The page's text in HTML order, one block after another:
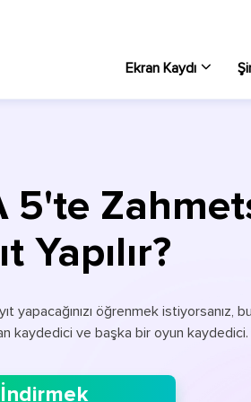
Ekran Kaydı
5'te
Yapılır?
yapacağınızı öğrenmek istiyorsanız,
kaydedici ve başka bir oyun kaydedici.
İndirmek